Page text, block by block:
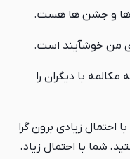
ها و جشن ها هست.
من خوشآیند است.
با دیگران را
احتمال زیادی برون گرا
شما با احتمال زیاد،